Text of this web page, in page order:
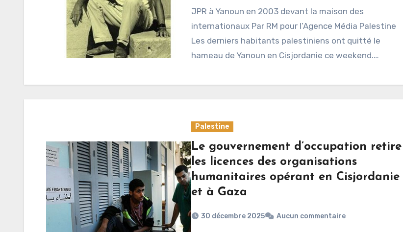
JPR à Yanoun en 2003 devant la maison des
internationaux Par RM pour l’Agence Média Palestine
Les derniers habitants palestiniens ont quitté le
hameau de Yanoun en Cisjordanie ce weekend.…
Palestine
Le gouvernement d’occupation retire
les licences des organisations
humanitaires opérant en Cisjordanie
et à Gaza
30 décembre 2025 Aucun commentaire